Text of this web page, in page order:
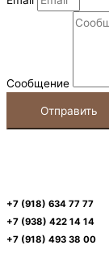
Сообщение
Отправить
+7 (918) 634 77 77
+7 (938) 422 14 14
+7 (918) 493 38 00